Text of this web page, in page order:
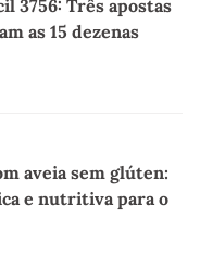
3756: Três apostas
as 15 dezenas
aveia sem glúten:
e nutritiva para o